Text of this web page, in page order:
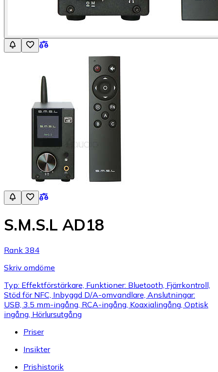
S.M.S.L AD18
Rank 384
Skriv omdöme
Typ: Effektförstärkare, Funktioner: Bluetooth, Fjärrkontroll,
Stöd för NFC, Inbyggd D/A-omvandlare, Anslutningar:
USB, 3.5 mm-ingång, RCA-ingång, Koaxialingång, Optisk
ingång, Hörlursutgång
Priser
Insikter
Prishistorik